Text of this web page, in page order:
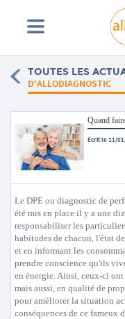
TOUTES LES
D'ALLODIAGNOSTIC
Quand
Écrit le 11/
Le DPE ou diagnostic de
été mis en place il y a une
responsabiliser les
habitudes de chacun, l'état
et en informant les
prendre conscience qu'ils
en énergie. Ainsi, ceux-ci
mais aussi, en qualité de
pour améliorer la situation
conséquences de ce fameux